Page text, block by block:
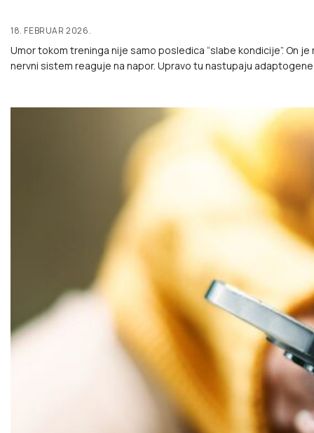
18. FEBRUAR 2026.
Umor tokom treninga nije samo posledica “slabe kondicije”. On
nervni sistem reaguje na napor. Upravo tu nastupaju